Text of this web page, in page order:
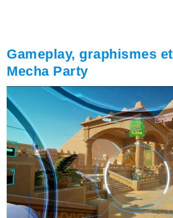
Gameplay, graphismes
Mecha Party